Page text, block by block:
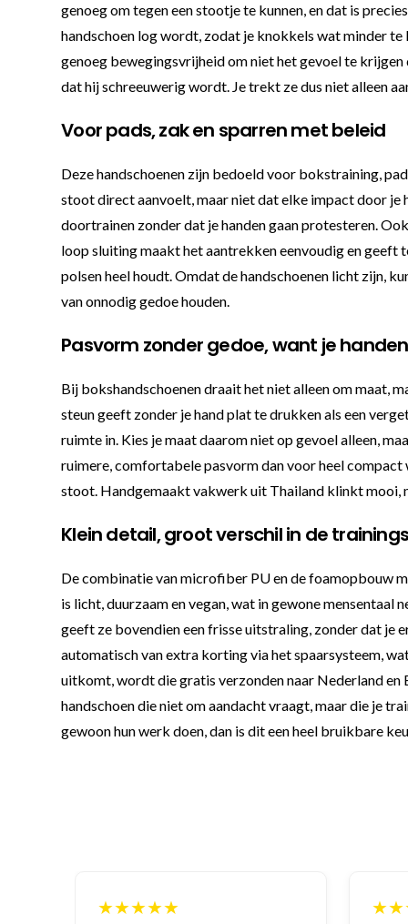
genoeg om tegen een stootje te kunnen, en dat is
handschoen log wordt, zodat je knokkels wat minder
genoeg bewegingsvrijheid om niet het gevoel te
dat hij schreeuwerig wordt. Je trekt ze dus niet alleen
Voor pads, zak en sparren met beleid
Deze handschoenen zijn bedoeld voor bokstraining,
stoot direct aanvoelt, maar niet dat elke impact door je
doortrainen zonder dat je handen gaan protesteren.
loop sluiting maakt het aantrekken eenvoudig en geeft
polsen heel houdt. Omdat de handschoenen licht zijn,
van onnodig gedoe houden.
Pasvorm zonder gedoe, want je
Bij bokshandschoenen draait het niet alleen om maat,
steun geeft zonder je hand plat te drukken als een
ruimte in. Kies je maat daarom niet op gevoel alleen,
ruimere, comfortabele pasvorm dan voor heel
stoot. Handgemaakt vakwerk uit Thailand klinkt mooi,
Klein detail, groot verschil in de
De combinatie van microfiber PU en de foamopbouw
is licht, duurzaam en vegan, wat in gewone
geeft ze bovendien een frisse uitstraling, zonder dat je
automatisch van extra korting via het spaarsysteem,
uitkomt, wordt die gratis verzonden naar Nederland en
handschoen die niet om aandacht vraagt, maar die je
gewoon hun werk doen, dan is dit een heel bruikbare
★★★★★